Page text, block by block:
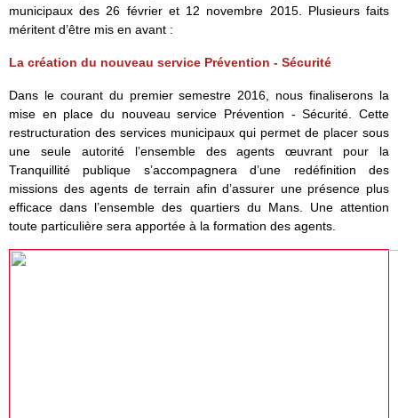
municipaux des 26 février et 12 novembre 2015. Plusieurs faits
méritent d’être mis en avant :
La création du nouveau service Prévention - Sécurité
Dans le courant du premier semestre 2016, nous finaliserons la
mise en place du nouveau service Prévention - Sécurité. Cette
restructuration des services municipaux qui permet de placer sous
une seule autorité l’ensemble des agents œuvrant pour la
Tranquillité publique s’accompagnera d’une redéfinition des
missions des agents de terrain afin d’assurer une présence plus
efficace dans l’ensemble des quartiers du Mans. Une attention
toute particulière sera apportée à la formation des agents.